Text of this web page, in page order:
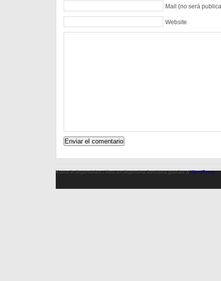
Mail (no será
Website
Kunst in Argentinien / Arte en Argentina funciona gracias aWordPress